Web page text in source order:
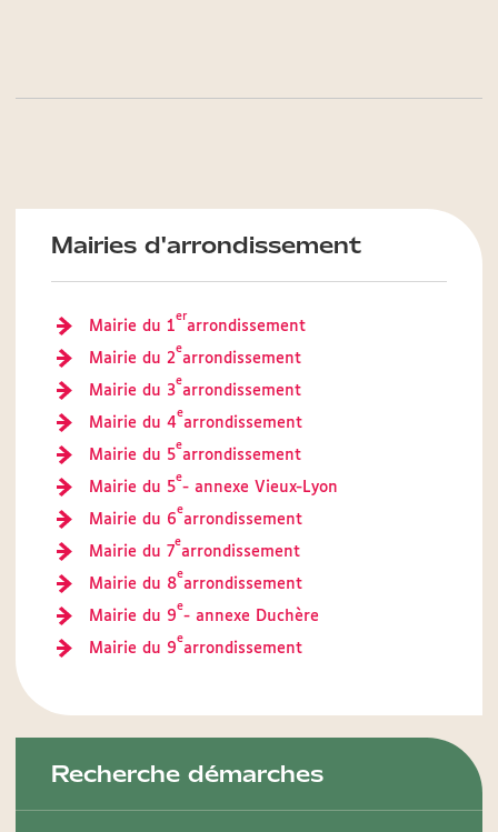
Mairies d'arrondissement
Mairie du 1
er
arrondissement
Mairie du 2
e
arrondissement
Mairie du 3
e
arrondissement
Mairie du 4
e
arrondissement
Mairie du 5
e
arrondissement
Mairie du 5
e
- annexe Vieux-Lyon
Mairie du 6
e
arrondissement
Mairie du 7
e
arrondissement
Mairie du 8
e
arrondissement
Mairie du 9
e
- annexe Duchère
Mairie du 9
e
arrondissement
Recherche démarches